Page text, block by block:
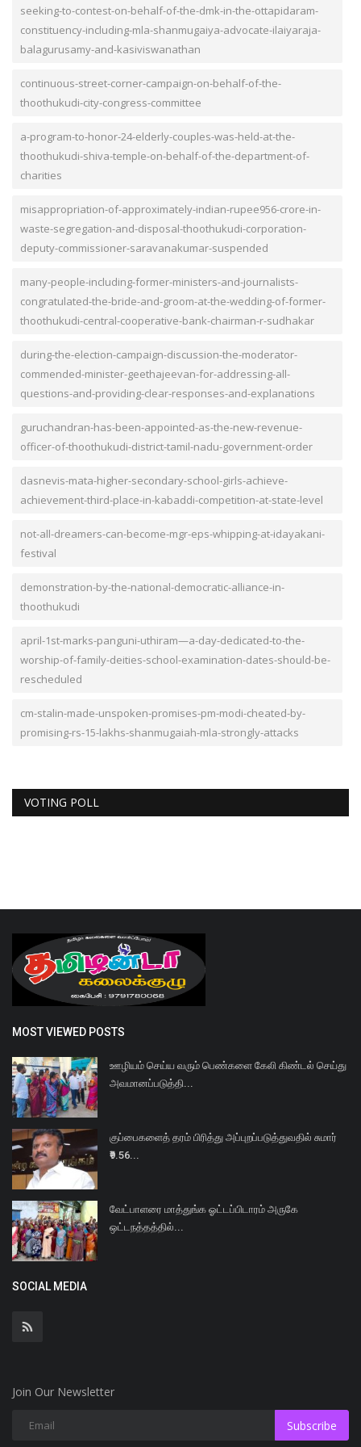
seeking-to-contest-on-behalf-of-the-dmk-in-the-ottapidaram-
constituency-including-mla-shanmugaiya-advocate-ilaiyaraja-
balagurusamy-and-kasiviswanathan
continuous-street-corner-campaign-on-behalf-of-the-
thoothukudi-city-congress-committee
a-program-to-honor-24-elderly-couples-was-held-at-the-
thoothukudi-shiva-temple-on-behalf-of-the-department-of-
charities
misappropriation-of-approximately-indian-rupee956-crore-in-
waste-segregation-and-disposal-thoothukudi-corporation-
deputy-commissioner-saravanakumar-suspended
many-people-including-former-ministers-and-journalists-
congratulated-the-bride-and-groom-at-the-wedding-of-former-
thoothukudi-central-cooperative-bank-chairman-r-sudhakar
during-the-election-campaign-discussion-the-moderator-
commended-minister-geethajeevan-for-addressing-all-
questions-and-providing-clear-responses-and-explanations
guruchandran-has-been-appointed-as-the-new-revenue-
officer-of-thoothukudi-district-tamil-nadu-government-order
dasnevis-mata-higher-secondary-school-girls-achieve-
achievement-third-place-in-kabaddi-competition-at-state-level
not-all-dreamers-can-become-mgr-eps-whipping-at-idayakani-
festival
demonstration-by-the-national-democratic-alliance-in-
thoothukudi
april-1st-marks-panguni-uthiram—a-day-dedicated-to-the-
worship-of-family-deities-school-examination-dates-should-be-
rescheduled
cm-stalin-made-unspoken-promises-pm-modi-cheated-by-
promising-rs-15-lakhs-shanmugaiah-mla-strongly-attacks
VOTING POLL
MOST VIEWED POSTS
ஊழியம் செய்ய வரும் பெண்களை கேலி கிண்டல் செய்து
அவமானப்படுத்தி...
குப்பைகளைத் தரம் பிரித்து அப்புறப்படுத்துவதில் சுமார்
₹9.56...
வேட்பாளரை மாத்துங்க ஓட்டப்பிடாரம் அருகே
ஒட்டநத்தத்தில்...
SOCIAL MEDIA
Join Our Newsletter
Subscribe